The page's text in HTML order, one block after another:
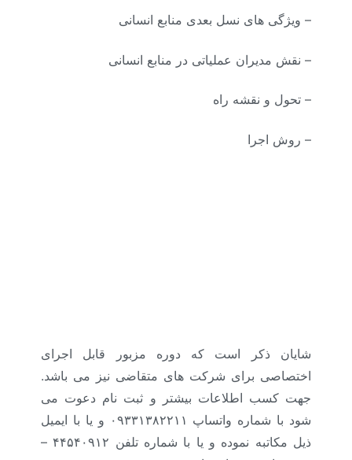
– ویژگی های نسل بعدی منابع انسانی
– نقش مدیران عملیاتی در منابع انسانی
– تحول و نقشه راه
– روش اجرا
شایان ذکر است که دوره مزبور قابل اجرای
اختصاصی برای شرکت های متقاضی نیز می باشد.
جهت کسب اطلاعات بیشتر و ثبت نام دعوت می
شود با شماره واتساپ ۰۹۳۳۱۳۸۲۲۱۱ و یا با ایمیل
ذیل مکاتبه نموده و یا با شماره تلفن ۴۴۵۴۰۹۱۲ –